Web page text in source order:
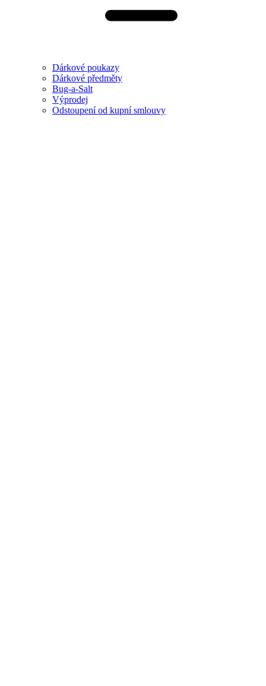
Dárkové poukazy
Dárkové předměty
Bug-a-Salt
Výprodej
Odstoupení od kupní smlouvy